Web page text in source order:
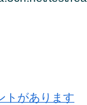
トがあります